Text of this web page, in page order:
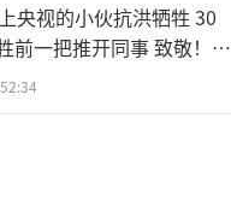
央视的小伙抗洪牺牲 30
前一把推开同事 致敬！送